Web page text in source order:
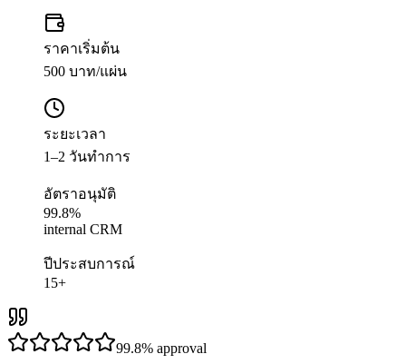
ราคาเริ่มต้น
500 บาท/แผ่น
ระยะเวลา
1–2 วันทำการ
อัตราอนุมัติ
99.8%
internal CRM
ปีประสบการณ์
15+
99.8% approval